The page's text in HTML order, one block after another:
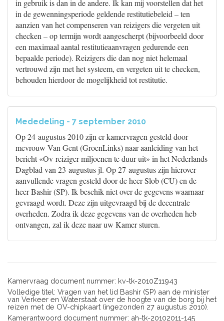
in gebruik is dan in de andere. Ik kan mij voorstellen dat het
in de gewenningsperiode geldende restitutiebeleid – ten
aanzien van het compenseren van reizigers die vergeten uit
checken – op termijn wordt aangescherpt (bijvoorbeeld door
een maximaal aantal restitutieaanvragen gedurende een
bepaalde periode). Reizigers die dan nog niet helemaal
vertrouwd zijn met het systeem, en vergeten uit te checken,
behouden hierdoor de mogelijkheid tot restitutie.
Mededeling - 7 september 2010
Op 24 augustus 2010 zijn er kamervragen gesteld door
mevrouw Van Gent (GroenLinks) naar aanleiding van het
bericht «Ov-reiziger miljoenen te duur uit» in het Nederlands
Dagblad van 23 augustus jl. Op 27 augustus zijn hierover
aanvullende vragen gesteld door de heer Slob (CU) en de
heer Bashir (SP). Ik beschik niet over de gegevens waarnaar
gevraagd wordt. Deze zijn uitgevraagd bij de decentrale
overheden. Zodra ik deze gegevens van de overheden heb
ontvangen, zal ik deze naar uw Kamer sturen.
Kamervraag document nummer: kv-tk-2010Z11943
Volledige titel: Vragen van het lid Bashir (SP) aan de minister
van Verkeer en Waterstaat over de hoogte van de borg bij het
reizen met de OV-chipkaart (ingezonden 27 augustus 2010).
Kamerantwoord document nummer: ah-tk-20102011-145